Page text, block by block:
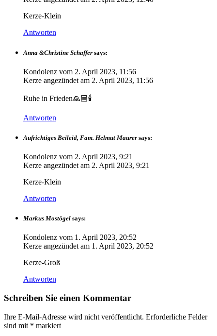
Kerze-Klein
Antworten
Anna &Christine Schaffer says:
Kondolenz vom 2. April 2023, 11:56
Kerze angezündet am 2. April 2023, 11:56
Ruhe in Frieden🙏🏼🕯️
Antworten
Aufrichtiges Beileid, Fam. Helmut Maurer says:
Kondolenz vom 2. April 2023, 9:21
Kerze angezündet am 2. April 2023, 9:21
Kerze-Klein
Antworten
Markus Mostögel says:
Kondolenz vom 1. April 2023, 20:52
Kerze angezündet am 1. April 2023, 20:52
Kerze-Groß
Antworten
Schreiben Sie einen Kommentar
Ihre E-Mail-Adresse wird nicht veröffentlicht. Erforderliche Felder
sind mit * markiert